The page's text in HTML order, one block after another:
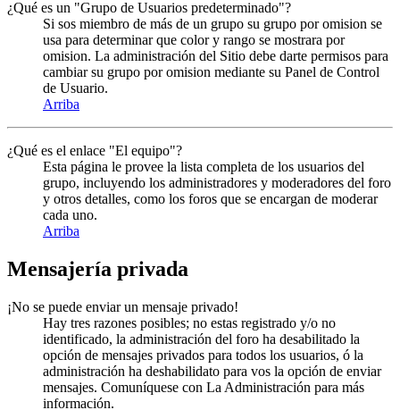
¿Qué es un "Grupo de Usuarios predeterminado"?
Si sos miembro de más de un grupo su grupo por omision se
usa para determinar que color y rango se mostrara por
omision. La administración del Sitio debe darte permisos para
cambiar su grupo por omision mediante su Panel de Control
de Usuario.
Arriba
¿Qué es el enlace "El equipo"?
Esta página le provee la lista completa de los usuarios del
grupo, incluyendo los administradores y moderadores del foro
y otros detalles, como los foros que se encargan de moderar
cada uno.
Arriba
Mensajería privada
¡No se puede enviar un mensaje privado!
Hay tres razones posibles; no estas registrado y/o no
identificado, la administración del foro ha desabilitado la
opción de mensajes privados para todos los usuarios, ó la
administración ha deshabilidato para vos la opción de enviar
mensajes. Comuníquese con La Administración para más
información.